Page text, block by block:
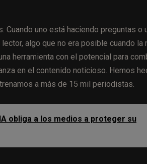
uno está haciendo preguntas o
algo que no era posible cuando la
herramienta con el potencial para
en el contenido noticioso. Hemos
a más de 15 mil periodistas.
obliga a los medios a proteger su